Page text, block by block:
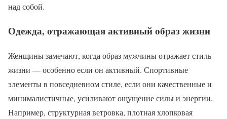
над собой.
Одежда, отражающая активный образ жизни
Женщины замечают, когда образ мужчины отражает стиль
жизни — особенно если он активный. Спортивные
элементы в повседневном стиле, если они качественные и
минималистичные, усиливают ощущение силы и энергии.
Например, структурная ветровка, плотная хлопковая